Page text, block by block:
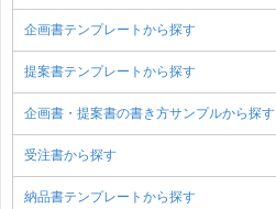
企画書テンプレートから探す
提案書テンプレートから探す
企画書・提案書の書き方サンプルから探す
受注書から探す
納品書テンプレートから探す